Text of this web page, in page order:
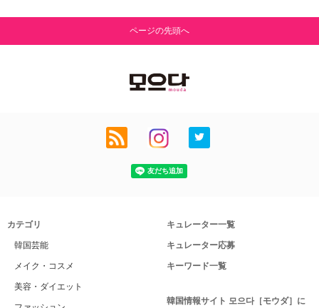
ページの先頭へ
カテゴリ
韓国芸能
メイク・コスメ
美容・ダイエット
キュレーター一覧
キュレーター応募
キーワード一覧
韓国情報サイト 모으다［モウダ］に